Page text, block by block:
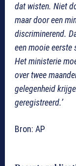
dat wisten. Niet
maar door een
discriminerend.
een mooie eerste
Het ministerie
over twee
gelegenheid
geregistreerd.’
Bron: AP